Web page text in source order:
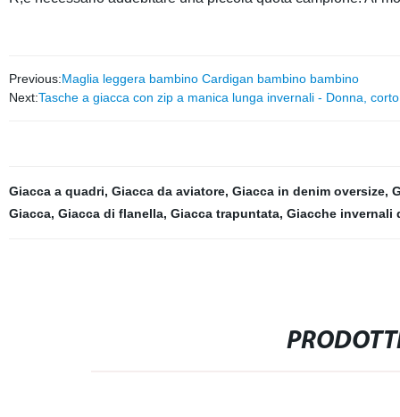
Previous:Maglia leggera bambino Cardigan bambino bambino
Next:Tasche a giacca con zip a manica lunga invernali - Donna,
Giacca a quadri, Giacca da aviatore, Giacca in denim oversize,
Giacca, Giacca di flanella, Giacca trapuntata, Giacche invernali